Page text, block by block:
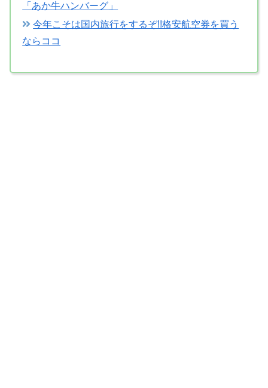
「あか牛ハンバーグ」
今年こそは国内旅行をするぞ!!格安航空券を買う
ならココ